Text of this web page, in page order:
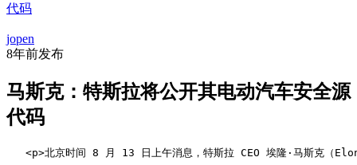
代码
jopen
8年前发布
马斯克：特斯拉将公开其电动汽车安全源
代码
<p>北京时间 8 月 13 日上午消息，特斯拉 CEO 埃隆·马斯克（